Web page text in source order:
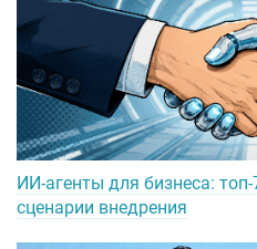
ИИ-агенты для бизнеса:
сценарии внедрения